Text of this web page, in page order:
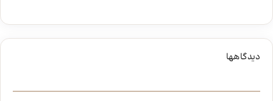
دیدگاهها